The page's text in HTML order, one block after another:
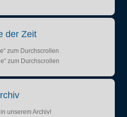
der Zeit
zum Durchscrollen
zum Durchscrollen
unserem Archiv!